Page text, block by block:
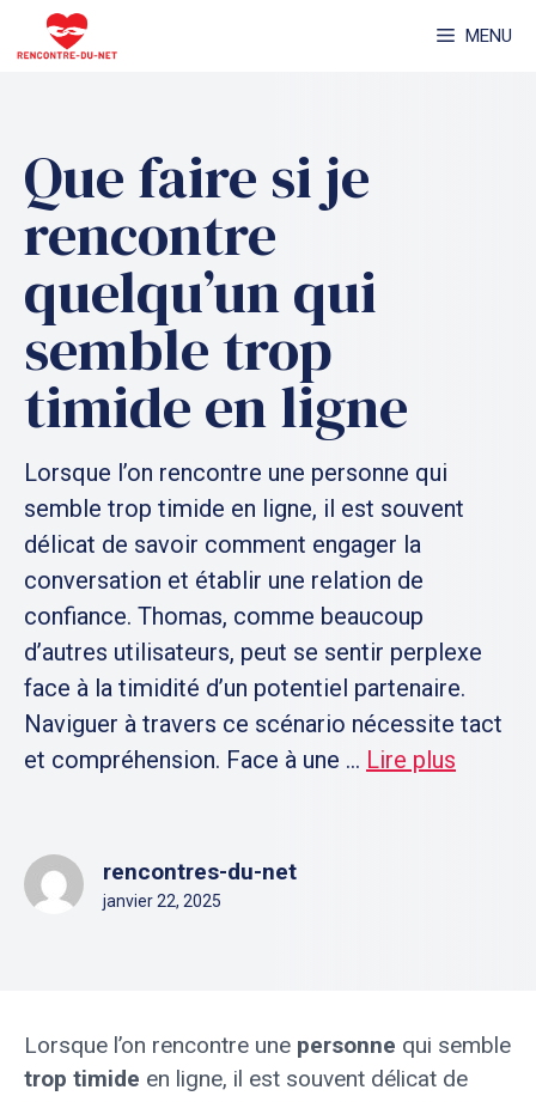
au
MENU
Que faire si je
rencontre
quelqu’un qui
semble trop
timide en ligne
Lorsque l’on rencontre une personne qui
semble trop timide en ligne, il est souvent
délicat de savoir comment engager la
conversation et établir une relation de
confiance. Thomas, comme beaucoup
d’autres utilisateurs, peut se sentir perplexe
face à la timidité d’un potentiel partenaire.
Naviguer à travers ce scénario nécessite tact
et compréhension. Face à une ... Lire plus
rencontres-du-net
janvier 22, 2025
Lorsque l’on rencontre une personne qui semble
trop timide en ligne, il est souvent délicat de